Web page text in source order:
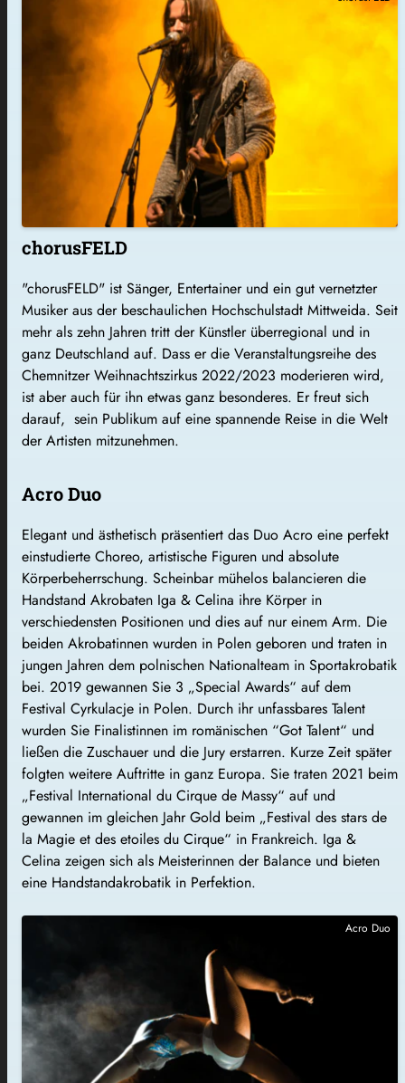
chorusFELD
"chorusFELD" ist Sänger, Entertainer und ein gut vernetzter
Musiker aus der beschaulichen Hochschulstadt Mittweida. Seit
mehr als zehn Jahren tritt der Künstler überregional und in
ganz Deutschland auf. Dass er die Veranstaltungsreihe des
Chemnitzer Weihnachtszirkus 2022/2023 moderieren wird,
ist aber auch für ihn etwas ganz besonderes. Er freut sich
darauf, sein Publikum auf eine spannende Reise in die Welt
der Artisten mitzunehmen.
Acro Duo
Elegant und ästhetisch präsentiert das Duo Acro eine perfekt
einstudierte Choreo, artistische Figuren und absolute
Körperbeherrschung. Scheinbar mühelos balancieren die
Handstand Akrobaten Iga & Celina ihre Körper in
verschiedensten Positionen und dies auf nur einem Arm. Die
beiden Akrobatinnen wurden in Polen geboren und traten in
jungen Jahren dem polnischen Nationalteam in Sportakrobatik
bei. 2019 gewannen Sie 3 „Special Awards“ auf dem
Festival Cyrkulacje in Polen. Durch ihr unfassbares Talent
wurden Sie Finalistinnen im romänischen “Got Talent“ und
ließen die Zuschauer und die Jury erstarren. Kurze Zeit später
folgten weitere Auftritte in ganz Europa. Sie traten 2021 beim
„Festival International du Cirque de Massy“ auf und
gewannen im gleichen Jahr Gold beim „Festival des stars de
la Magie et des etoiles du Cirque“ in Frankreich. Iga &
Celina zeigen sich als Meisterinnen der Balance und bieten
eine Handstandakrobatik in Perfektion.
Acro Duo